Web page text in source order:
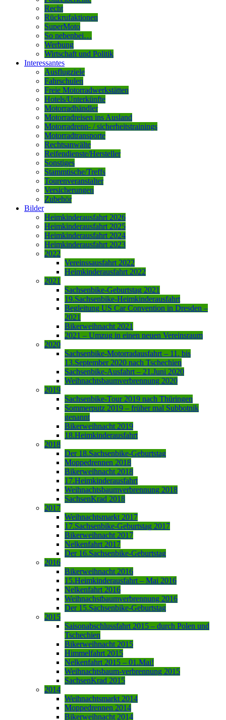
Recht
Rückrufaktionen
SuperMoto
So nebenbei…
Werbung
Wirtschaft und Politik
Interessantes
Ausflugziele
Fahrschulen
Freie Motorradwerkstätten
Hotels/Unterkünfte
Motorradhändler
Motorradreisen ins Ausland
Motorradrenn- / sicherheitstrainings
Motorradtransporte
Rechtsanwälte
Reifendienste/Hersteller
Sonstiges
Stammtische/Treffs
Tourenveranstalter
Versicherungen
Zubehör
Bilder
Heimkinderausfahrt 2026
Heimkinderausfahrt 2025
Heimkinderausfahrt 2024
Heimkinderausfahrt 2023
2022
Vereinssausfahrt 2022
Heimkinderausfahrt 2022
2021
Sachsenbike-Geburtstag 2021
19.Sachsenbike-Heimkinderausfahrt
Begleitung US Car Convention in Dresden –
2021
Bikerweihnacht 2021
2021 – Umzug in einen neuen Vereinsraum
2020
Sachsenbike-Motorradausfahrt – 11. bis
13.September 2020 nach Tschechien
Sachsenbike-Ausfahrt – 21.Juni 2020
Weihnachtsbaumverbrennung 2020
2019
Sachsenbike-Tour 2019 nach Thüringen
Sommerputz 2019 – früher mal Subbotnik
genannt
Bikerweihnacht 2019
18.Heimkinderausfahrt
2018
Der 18.Sachsenbike-Geburtstag
Moppedrennen 2018
Bikerweihnacht 2018
17.Heimkinderausfahrt
Weihnachtsbaumverbrennung 2018
SachsenKrad 2018
2017
Weihnachtsmarkt 2017
17.Sachsenbike-Geburtstag 2017
Bikerweihnacht 2017
Nelkenfahrt 2017
Der 16.Sachsenbike-Geburtstag
2016
Bikerweihnacht 2016
15.Heimkinderausfahrt – Mai 2016
Nelkenfahrt 2016
Weihnachstbaumverbrennung 2016
Der 15.Sachsenbike-Geburtstag
2015
Saisonabschlussfahrt 2015 – durch Polen und
Tschechien
Bikerweihnacht 2015
Himmelfahrt 2015
Nelkenfahrt 2015 – 01.Mai!
Weihnachtsbaum-verbrennung 2015
SachsenKrad 2015
2014
Weihnachtsmarkt 2014
Moppedrennen 2014
Bikerweihnacht 2014